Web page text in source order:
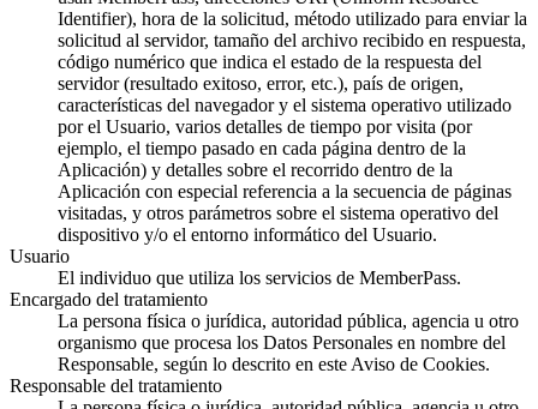
Identifier), hora de la solicitud, método utilizado para enviar la
solicitud al servidor, tamaño del archivo recibido en respuesta,
código numérico que indica el estado de la respuesta del
servidor (resultado exitoso, error, etc.), país de origen,
características del navegador y el sistema operativo utilizado
por el Usuario, varios detalles de tiempo por visita (por
ejemplo, el tiempo pasado en cada página dentro de la
Aplicación) y detalles sobre el recorrido dentro de la
Aplicación con especial referencia a la secuencia de páginas
visitadas, y otros parámetros sobre el sistema operativo del
dispositivo y/o el entorno informático del Usuario.
Usuario
El individuo que utiliza los servicios de MemberPass.
Encargado del tratamiento
La persona física o jurídica, autoridad pública, agencia u otro
organismo que procesa los Datos Personales en nombre del
Responsable, según lo descrito en este Aviso de Cookies.
Responsable del tratamiento